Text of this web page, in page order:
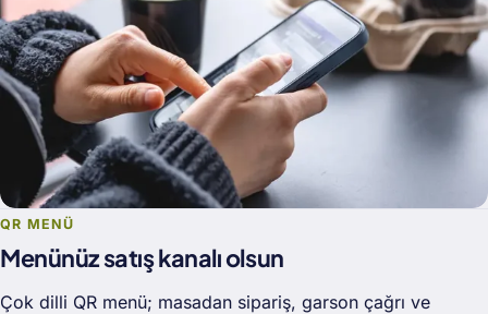
QR MENÜ
Menünüz satış kanalı olsun
Çok dilli QR menü; masadan sipariş, garson çağrı ve